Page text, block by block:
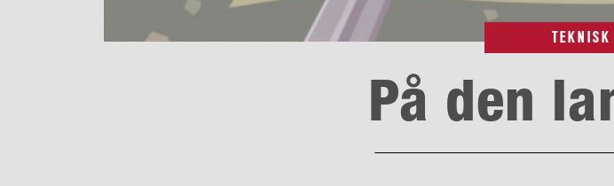
TEKNISK
På den